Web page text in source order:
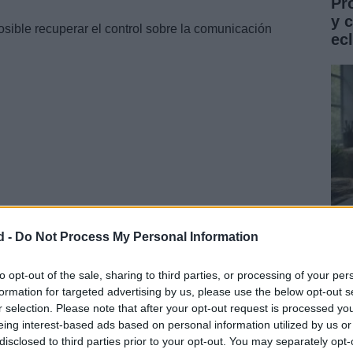
- Do Not Process My Personal Information
opt-out of the sale, sharing to third parties, or processing of your
for targeted advertising by us, please use the below opt-out
selection. Please note that after your opt-out request is processed
interest-based ads based on personal information utilized by us
to third parties prior to your opt-out. You may separately
recuperar el control sobre la comunicación
el correo no deseado es filtrar por remitente. Tanto
es sencillo.
y